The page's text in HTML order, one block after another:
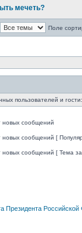
мечеть?
Поле
пользователей и
новых сообщений
новых сообщений [
новых сообщений [ Тема